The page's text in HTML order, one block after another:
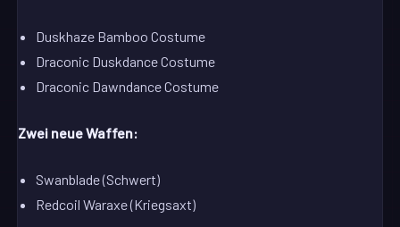
Duskhaze Bamboo Costume
Draconic Duskdance Costume
Draconic Dawndance Costume
Zwei neue Waffen:
Swanblade (Schwert)
Redcoil Waraxe (Kriegsaxt)